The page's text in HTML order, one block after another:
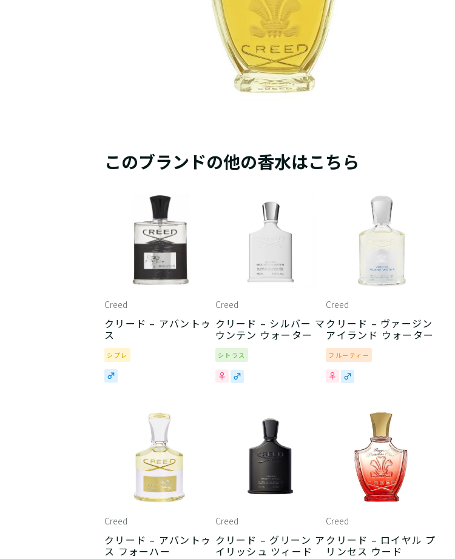
このブランドの他の香水はこちら
Creed
クリード – アバントゥ
ス
シプレ
Creed
クリード – シルバー マ
ウンテン ウォーター
シトラス
Creed
クリード – ヴァージン
アイランド ウォーター
フルーティー
Creed
クリード – アバントゥ
ス フォーハー
Creed
クリード – グリーン ア
イリッシュ ツィード
Creed
クリード – ロイヤル プ
リンセス ウード